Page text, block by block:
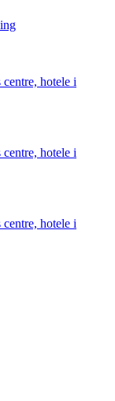
hotele i
hotele i
hotele i